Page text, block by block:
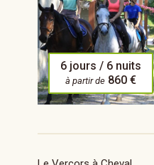
6 jours / 6 nuits
à partir de 860 €